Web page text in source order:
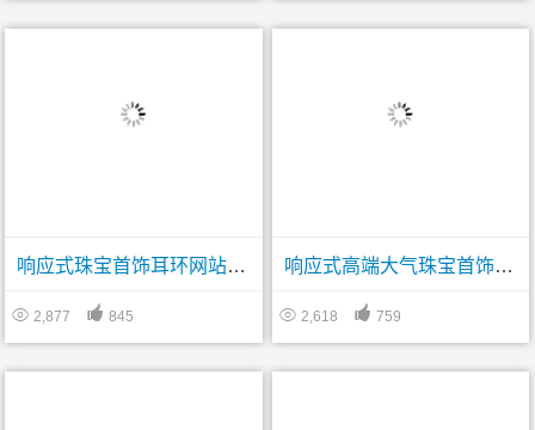
响应式珠宝首饰耳环网站帝国CMS模板
 2,877  845
响应式高端大气珠宝首饰精致工艺雕塑公司网站帝国CMS模板
 2,618  759